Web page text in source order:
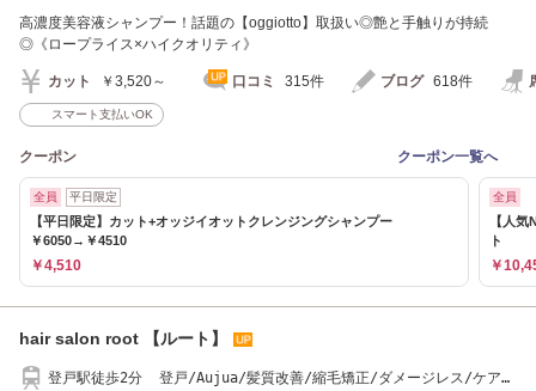
高濃度美容液シャンプー！話題の【oggiotto】取扱い◎艶と手触りが持続
◎《ロープライス×ハイクオリティ》
カット ￥3,520～ 口コミ 315件 ブログ 618件
スマート支払いOK
クーポン クーポン一覧へ
全員 平日限定
【平日限定】カット+オッジイオットクレンジングシャンプー
￥6050→￥4510
￥4,510
全員
【人
ト
￥
hair salon root 【ルート】
登戸駅徒歩2分 登戸/Aujua/髪質改善/縮毛矯正/ダメージレス/ケアカ